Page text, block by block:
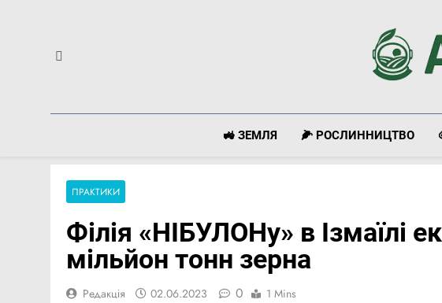
🚜 ЗЕМЛЯ 🌽 РОСЛИННИЦТВО
ПРАКТИКИ
Філія «НІБУЛОНу» в Ізмаїлі
мільйон тонн зерна
Редакція 02.06.2023 0 1 Mins